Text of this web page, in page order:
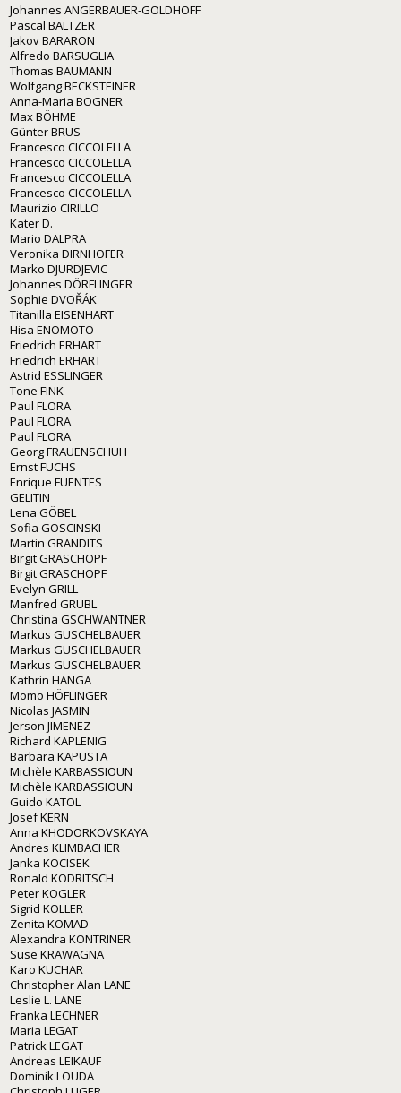
Johannes ANGERBAUER-GOLDHOFF
Pascal BALTZER
Jakov BARARON
Alfredo BARSUGLIA
Thomas BAUMANN
Wolfgang BECKSTEINER
Anna-Maria BOGNER
Max BÖHME
Günter BRUS
Francesco CICCOLELLA
Francesco CICCOLELLA
Francesco CICCOLELLA
Francesco CICCOLELLA
Maurizio CIRILLO
Kater D.
Mario DALPRA
Veronika DIRNHOFER
Marko DJURDJEVIC
Johannes DÖRFLINGER
Sophie DVOŘÁK
Titanilla EISENHART
Hisa ENOMOTO
Friedrich ERHART
Friedrich ERHART
Astrid ESSLINGER
Tone FINK
Paul FLORA
Paul FLORA
Paul FLORA
Georg FRAUENSCHUH
Ernst FUCHS
Enrique FUENTES
GELITIN
Lena GÖBEL
Sofia GOSCINSKI
Martin GRANDITS
Birgit GRASCHOPF
Birgit GRASCHOPF
Evelyn GRILL
Manfred GRÜBL
Christina GSCHWANTNER
Markus GUSCHELBAUER
Markus GUSCHELBAUER
Markus GUSCHELBAUER
Kathrin HANGA
Momo HÖFLINGER
Nicolas JASMIN
Jerson JIMENEZ
Richard KAPLENIG
Barbara KAPUSTA
Michèle KARBASSIOUN
Michèle KARBASSIOUN
Guido KATOL
Josef KERN
Anna KHODORKOVSKAYA
Andres KLIMBACHER
Janka KOCISEK
Ronald KODRITSCH
Peter KOGLER
Sigrid KOLLER
Zenita KOMAD
Alexandra KONTRINER
Suse KRAWAGNA
Karo KUCHAR
Christopher Alan LANE
Leslie L. LANE
Franka LECHNER
Maria LEGAT
Patrick LEGAT
Andreas LEIKAUF
Dominik LOUDA